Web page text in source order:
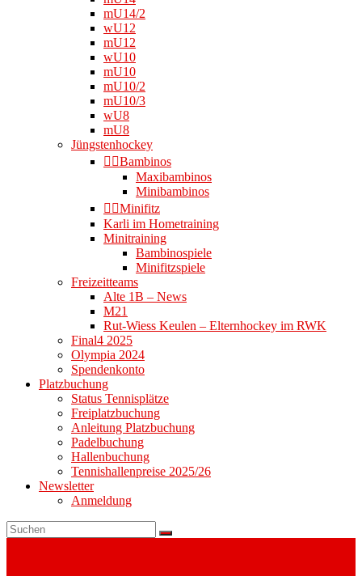
mU14/2
wU12
mU12
wU10
mU10
mU10/2
mU10/3
wU8
mU8
Jüngstenhockey
👉🏻Bambinos
Maxibambinos
Minibambinos
👉🏻Minifitz
Karli im Hometraining
Minitraining
Bambinospiele
Minifitzspiele
Freizeitteams
Alte 1B – News
M21
Rut-Wiess Keulen – Elternhockey im RWK
Final4 2025
Olympia 2024
Spendenkonto
Platzbuchung
Status Tennisplätze
Freiplatzbuchung
Anleitung Platzbuchung
Padelbuchung
Hallenbuchung
Tennishallenpreise 2025/26
Newsletter
Anmeldung